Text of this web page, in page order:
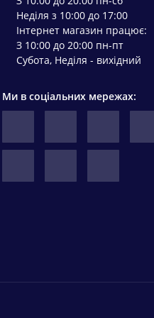
Неділя з 10:00 до 17:00
Інтернет магазин працює:
З 10:00 до 20:00 пн-пт
Субота, Неділя - вихідний
Ми в соціальних мережах: